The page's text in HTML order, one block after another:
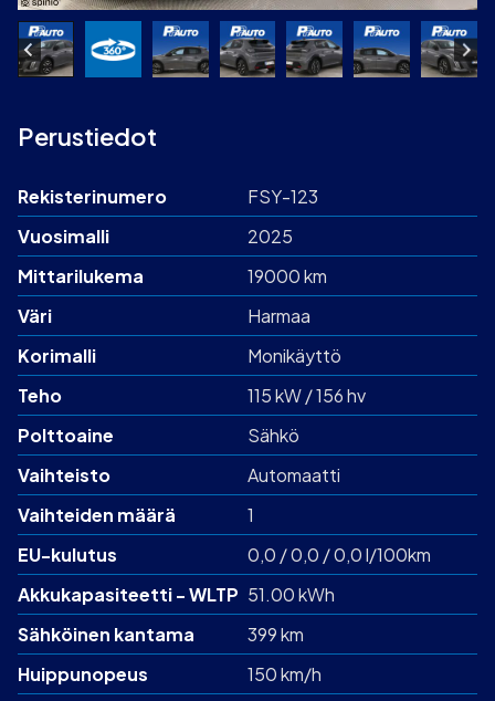
Perustiedot
Rekisterinumero
FSY-123
Vuosimalli
2025
Mittarilukema
19000 km
Väri
Harmaa
Korimalli
Monikäyttö
Teho
115 kW / 156 hv
Polttoaine
Sähkö
Vaihteisto
Automaatti
Vaihteiden määrä
1
EU-kulutus
0,0 / 0,0 / 0,0 l/100km
Akku­kapasiteetti - WLTP 51.00 kWh
Sähköinen kantama
399 km
Huippunopeus
150 km/h